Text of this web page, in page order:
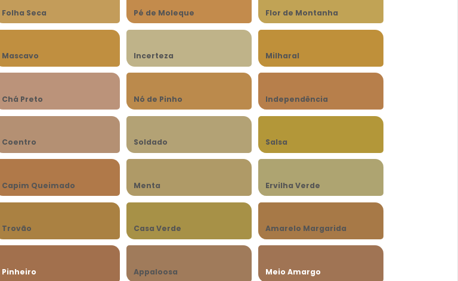
Folha Seca Pé de Moleque Flor de Montanha
Mascavo Incerteza Milharal
Chá Preto Nó de Pinho Independência
Coentro Soldado Salsa
Capim Queimado Menta Ervilha Verde
Trovão Casa Verde Amarelo Margarida
Pinheiro Appaloosa Meio Amargo